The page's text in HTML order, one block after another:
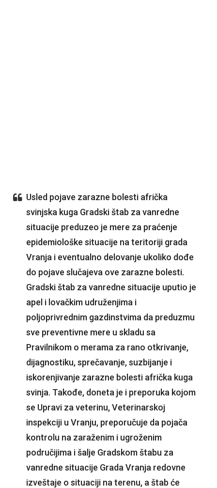
Usled pojave zarazne bolesti afrička
svinjska kuga Gradski štab za vanredne
situacije preduzeo je mere za praćenje
epidemiološke situacije na teritoriji grada
Vranja i eventualno delovanje ukoliko dođe
do pojave slučajeva ove zarazne bolesti.
Gradski štab za vanredne situacije uputio je
apel i lovačkim udruženjima i
poljoprivrednim gazdinstvima da preduzmu
sve preventivne mere u skladu sa
Pravilnikom o merama za rano otkrivanje,
dijagnostiku, sprečavanje, suzbijanje i
iskorenjivanje zarazne bolesti afrička kuga
svinja. Takođe, doneta je i preporuka kojom
se Upravi za veterinu, Veterinarskoj
inspekciji u Vranju, preporučuje da pojača
kontrolu na zaraženim i ugroženim
područijima i šalje Gradskom štabu za
vanredne situacije Grada Vranja redovne
izveštaje o situaciji na terenu, a štab će